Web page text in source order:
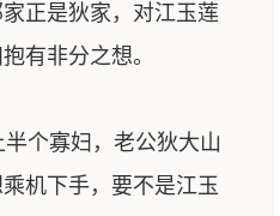
正是狄家，对江玉莲
有非分之想。
个寡妇，老公狄大山
机下手，要不是江玉